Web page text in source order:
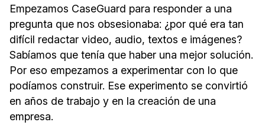
Redacción de documentos
Redacción de audio
Redacción en Bulto
Redacción de imágenes
Cuerpos Policiales
Transportación
La Atención Médica
Educación
Precios
Recursos
Preguntas Frecuentes
Artículos
Eventos
Empezamos CaseGuard para responder a una
pregunta que nos obsesionaba: ¿por qué era tan
difícil redactar video, audio, textos e imágenes?
Sabíamos que tenía que haber una mejor solución.
Por eso empezamos a experimentar con lo que
podíamos construir. Ese experimento se convirtió
en años de trabajo y en la creación de una
empresa.